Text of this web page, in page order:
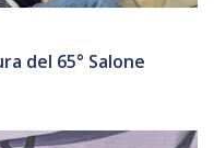
del 65° Salone